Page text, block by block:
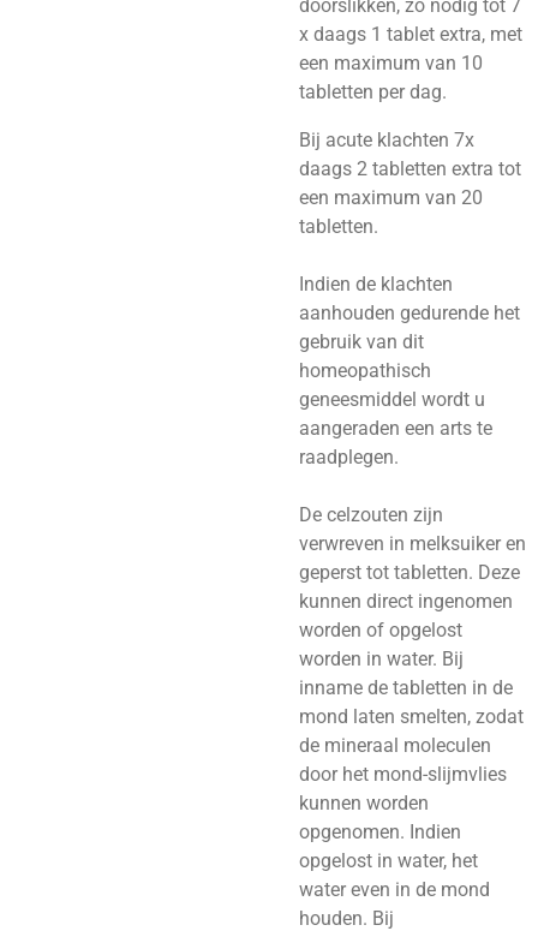
doorslikken, zo nodig tot 7
x daags 1 tablet extra, met
een maximum van 10
tabletten per dag.
Bij acute klachten 7x
daags 2 tabletten extra tot
een maximum van 20
tabletten.
Indien de klachten
aanhouden gedurende het
gebruik van dit
homeopathisch
geneesmiddel wordt u
aangeraden een arts te
raadplegen.
De celzouten zijn
verwreven in melksuiker en
geperst tot tabletten. Deze
kunnen direct ingenomen
worden of opgelost
worden in water. Bij
inname de tabletten in de
mond laten smelten, zodat
de mineraal moleculen
door het mond-slijmvlies
kunnen worden
opgenomen. Indien
opgelost in water, het
water even in de mond
houden. Bij